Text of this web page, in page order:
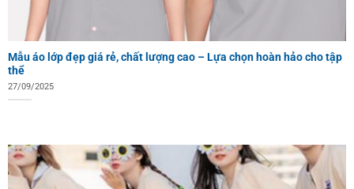
Mẫu áo lớp đẹp giá rẻ, chất lượng cao – Lựa chọn hoàn hảo cho tập
thể
27/09/2025